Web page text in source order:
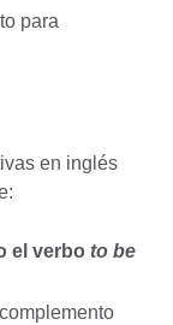
para
en inglés
el verbo to be